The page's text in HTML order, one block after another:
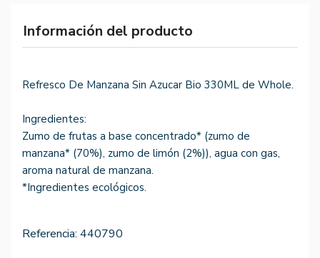
Información del producto
Refresco De Manzana Sin Azucar Bio 330ML de Whole.
Ingredientes:
Zumo de frutas a base concentrado* (zumo de
manzana* (70%), zumo de limón (2%)), agua con gas,
aroma natural de manzana.
*Ingredientes ecológicos.
Referencia: 440790